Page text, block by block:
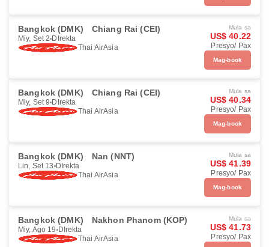
Bangkok (DMK) Chiang Rai (CEI)
Miy, Set 2 DIrekta
Thai AirAsia
Mula sa
US$ 40.22
Presyo/ Pax
Mag-book
Bangkok (DMK) Chiang Rai (CEI)
Miy, Set 9 DIrekta
Thai AirAsia
Mula sa
US$ 40.34
Presyo/ Pax
Mag-book
Bangkok (DMK) Nan (NNT)
Lin, Set 13 DIrekta
Thai AirAsia
Mula sa
US$ 41.39
Presyo/ Pax
Mag-book
Bangkok (DMK) Nakhon Phanom (KOP)
Miy, Ago 19 DIrekta
Thai AirAsia
Mula sa
US$ 41.73
Presyo/ Pax